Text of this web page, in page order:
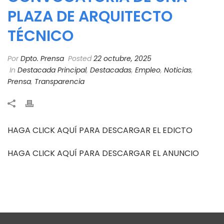
PLAZA DE ARQUITECTO
TÉCNICO
PorDpto. Prensa Posted22 octubre, 2025
In Destacada Principal, Destacadas, Empleo, Noticias,
Prensa, Transparencia
HAGA CLICK AQUÍ PARA DESCARGAR EL EDICTO
HAGA CLICK AQUÍ PARA DESCARGAR EL ANUNCIO